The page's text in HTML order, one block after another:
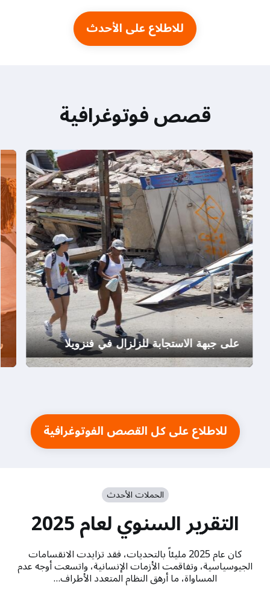
للاطلاع على الأحدث
قصص فوتوغرافية
على جبهة الاستجابة للزلزال في فنزويلا
للاطلاع على كل القصص الفوتوغرافية
الحملات الأحدث
التقرير السنوي لعام 2025
كان عام 2025 مليئاً بالتحديات، فقد تزايدت الانقسامات
الجيوسياسية، وتفاقمت الأزمات الإنسانية، واتسعت أوجه عدم
المساواة، ما أرهق النظام المتعدد الأطراف…